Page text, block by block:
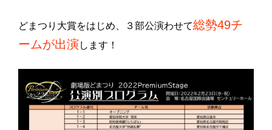
どまつり大賞をはじめ、３部公演わせて総勢49チ
ームが出演 します！